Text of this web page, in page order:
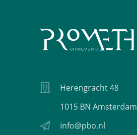
Herengracht 48
1015 BN Amsterdam
info@pbo.nl